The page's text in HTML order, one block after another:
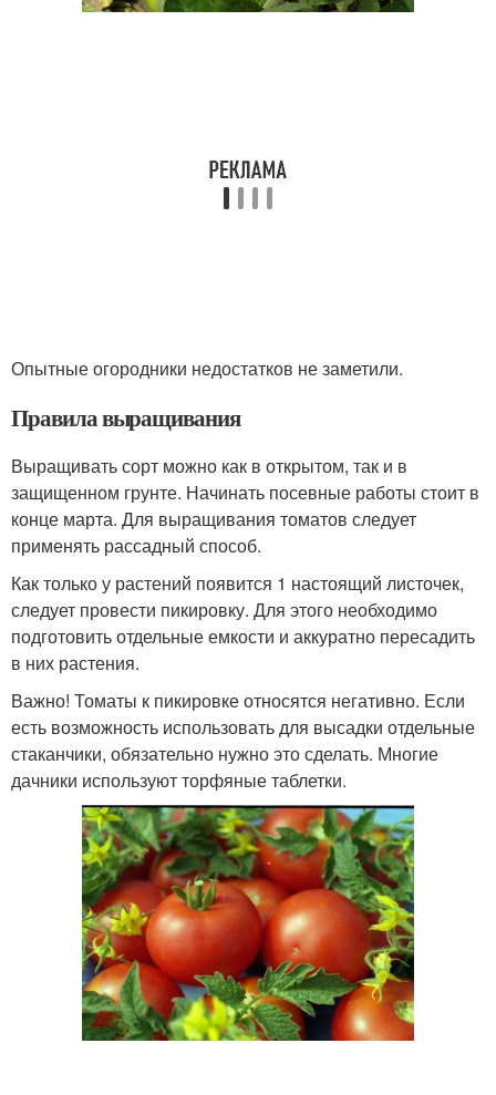
Опытные огородники недостатков не заметили.
Правила выращивания
Выращивать сорт можно как в открытом, так и в
защищенном грунте. Начинать посевные работы стоит в
конце марта. Для выращивания томатов следует
применять рассадный способ.
Как только у растений появится 1 настоящий листочек,
следует провести пикировку. Для этого необходимо
подготовить отдельные емкости и аккуратно пересадить
в них растения.
Важно! Томаты к пикировке относятся негативно. Если
есть возможность использовать для высадки отдельные
стаканчики, обязательно нужно это сделать. Многие
дачники используют торфяные таблетки.